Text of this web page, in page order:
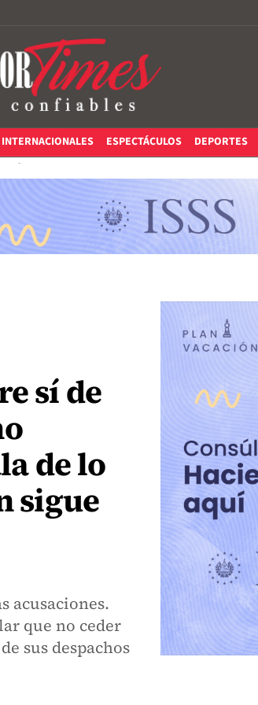
INTERNACIONALES ESPECTÁCULOS DEPORTES
sí de
de lo
sigue
acusaciones.
que no ceder
sus despachos